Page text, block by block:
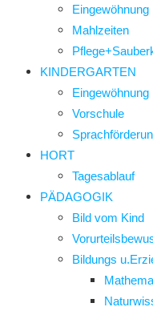
Eingewöhnung
Mahlzeiten
KINDERGARTEN
Eingewöhnung
Vorschule
HORT
Tagesablauf
PÄDAGOGIK
Bild vom Kind
Bildungs